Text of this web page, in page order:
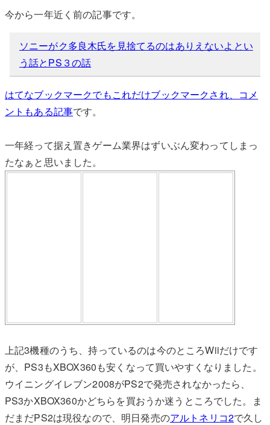
今から一年近く前の記事です。
ソニーがク多良木氏を見捨てるのはありえないよとい
う話とPS３の話
はてなブックマークでもこれだけブックマークされ、コメ
ントもある記事です。
一年経って据え置きゲーム業界はずいぶん変わってしまっ
たなぁと思いました。
上記3機種のうち、持っているのは今のところWiiだけです
が、PS3もXBOX360も安くなって買いやすくなりました。
ウイニングイレブン2008がPS2で発売されなかったら、
PS3かXBOX360かどちらを買おうか迷うところでした。ま
だまだPS2は現役なので、明日発売のアルトネリコ2で久し